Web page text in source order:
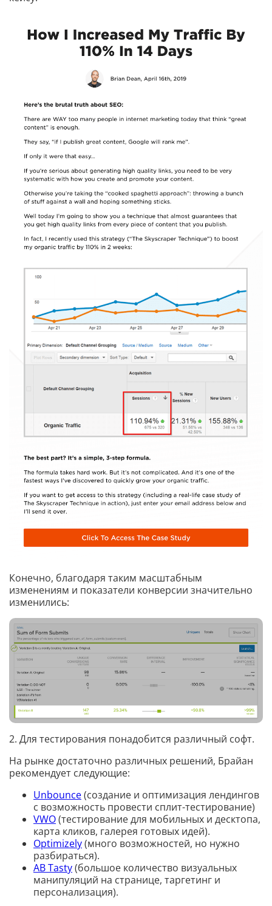
Конечно, благодаря таким масштабным
изменениям и показатели конверсии значительно
изменились:
2. Для тестирования понадобится различный софт.
На рынке достаточно различных решений, Брайан
рекомендует следующие:
Unbounce(создание и оптимизация лендингов
с возможность провести сплит-тестирование)
VWO(тестирование для мобильных и десктопа,
карта кликов, галерея готовых идей).
Optimizely(много возможностей, но нужно
разбираться).
AB Tasty(большое количество визуальных
манипуляций на странице, таргетинг и
персонализация).